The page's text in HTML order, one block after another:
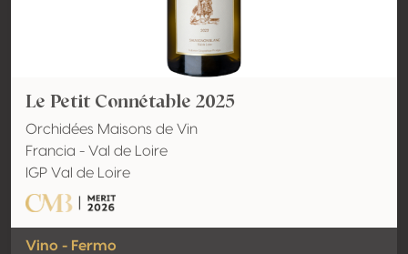
Le Petit Connétable 2025
Orchidées Maisons de Vin
Francia - Val de Loire
IGP Val de Loire
Vino - Fermo